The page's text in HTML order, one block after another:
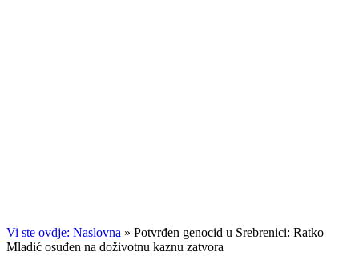
Vi ste ovdje: Naslovna » Potvrđen genocid u Srebrenici: Ratko
Mladić osuđen na doživotnu kaznu zatvora